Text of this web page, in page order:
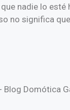
nadie lo
no significa